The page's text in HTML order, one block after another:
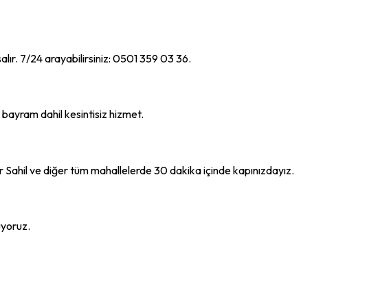
7/24 arayabilirsiniz: 0501 359 03 36.
dahil kesintisiz hizmet.
ve diğer tüm mahallelerde 30 dakika içinde kapınızdayız.